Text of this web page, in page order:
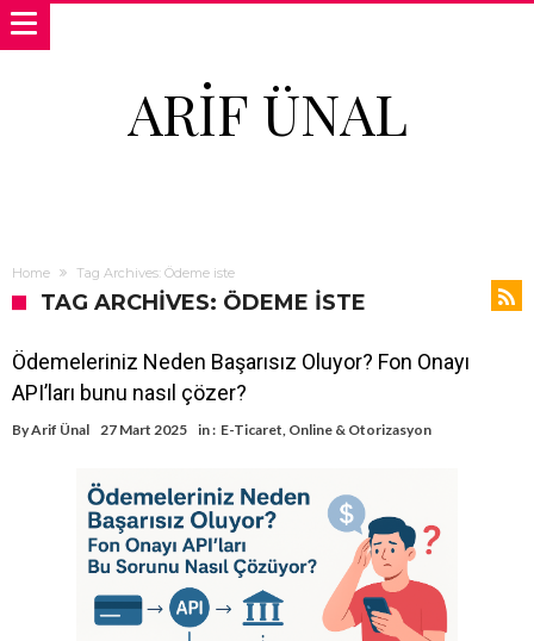
ARIF ÜNAL
Home Tag Archives: Ödeme iste
TAG ARCHIVES: ÖDEME ISTE
Ödemeleriniz Neden Başarısız Oluyor? Fon Onayı
API’ları bunu nasıl çözer?
ByArif Ünal 27 Mart 2025 in : E-Ticaret, Online & Otorizasyon